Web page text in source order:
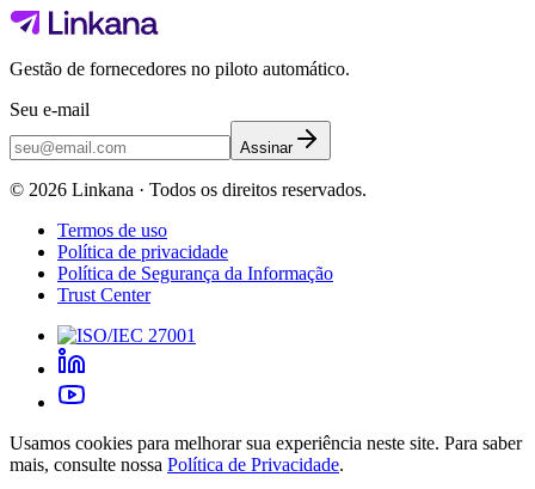
Gestão de fornecedores no piloto automático.
Seu e-mail
Assinar
© 2026 Linkana · Todos os direitos reservados.
Termos de uso
Política de privacidade
Política de Segurança da Informação
Trust Center
Usamos cookies para melhorar sua experiência neste site. Para saber
mais, consulte nossa Política de Privacidade.